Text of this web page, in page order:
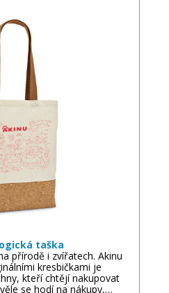
taška
přírodě i zvířatech. Akinu
kresbičkami je
kteří chtějí nakupovat
se hodí na nákupy,…